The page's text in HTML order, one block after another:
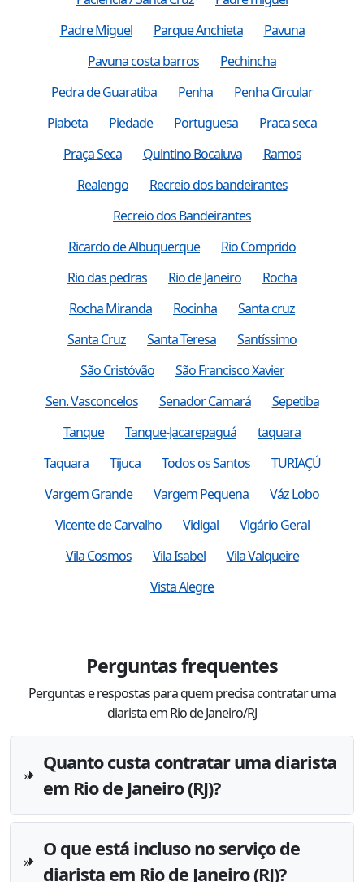
Padre Miguel
Parque Anchieta
Pavuna
Pavuna costa barros
Pechincha
Pedra de Guaratiba
Penha
Penha Circular
Piabeta
Piedade Portuguesa
Praca seca
Praça Seca
Quintino Bocaiuva
Ramos
Realengo
Recreio dos bandeirantes
Recreio dos Bandeirantes
Ricardo de Albuquerque
Rio Comprido
Rio das pedras
Rio de Janeiro
Rocha
Rocha Miranda
Rocinha
Santa cruz
Santa Cruz
Santa Teresa
Santíssimo
São Cristóvão
São Francisco Xavier
Sen. Vasconcelos
Senador Camará
Sepetiba
Tanque
Tanque-Jacarepaguá
taquara
Taquara
Tijuca Todos os Santos
TURIAÇÚ
Vargem Grande
Vargem Pequena
Váz Lobo
Vicente de Carvalho
Vidigal
Vigário Geral
Vila Cosmos
Vila Isabel
Vila Valqueire
Vista Alegre
Perguntas frequentes
Perguntas e respostas para quem precisa contratar uma
diarista em Rio de Janeiro/RJ
Quanto custa contratar uma diarista
em Rio de Janeiro (RJ)?
O que está incluso no serviço de
diarista em Rio de Janeiro (RJ)?